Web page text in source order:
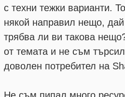
с техни тежки варианти.
някой направил нещо,
трябва ли ви такова
от темата и не съм
доволен потребител на